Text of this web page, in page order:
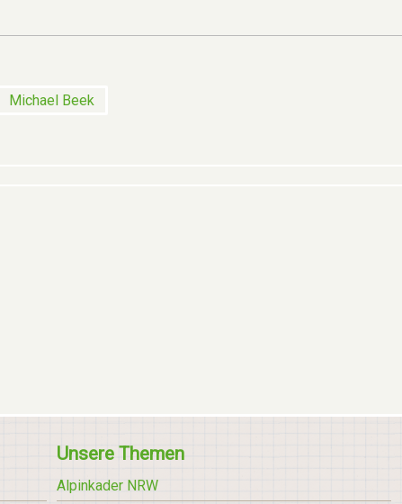
Michael Beek
Unsere Themen
Alpinkader NRW